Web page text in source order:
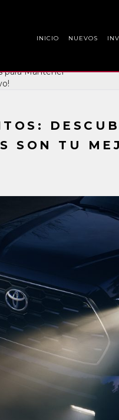
INICIO NUEVOS
para Mantener
SON TU